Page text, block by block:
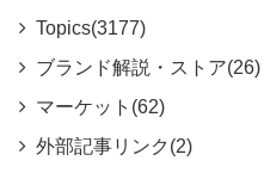
Topics(3177)
ブランド解説・ストア(26)
マーケット(62)
外部記事リンク(2)